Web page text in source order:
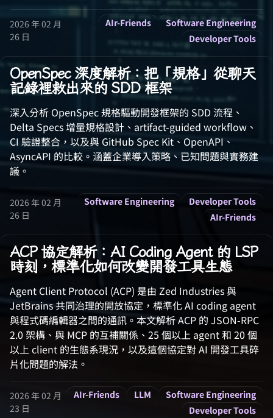
2026 年 02 月
26 日
AIr-Friends
Software Engineering
Developer Tools
OpenSpec 深度解析：把「規格」從聊天
記錄裡救出來的 SDD 框架
深入分析 OpenSpec 規格驅動開發框架的 SDD 流程、
Delta Specs 增量規格設計、artifact-guided workflow、
CI 驗證整合，以及與 GitHub Spec Kit、OpenAPI、
AsyncAPI 的比較。涵蓋企業導入策略、已知問題與實務建
議。
2026 年 02 月
26 日
Software Engineering
Developer Tools
AIr-Friends
ACP 協定解析：AI Coding Agent 的 LSP
時刻，標準化如何改變開發工具生態
Agent Client Protocol (ACP) 是由 Zed Industries 與
JetBrains 共同治理的開放協定，標準化 AI coding agent
與程式碼編輯器之間的通訊。本文解析 ACP 的 JSON-RPC
2.0 架構、與 MCP 的互補關係、25 個以上 agent 和 20 個
以上 client 的生態系現況，以及這個協定對 AI 開發工具碎
片化問題的解法。
2026 年 02 月
23 日
AIr-Friends LLM
Software Engineering
Developer Tools